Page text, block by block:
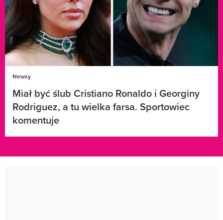
Newsy
Miał być ślub Cristiano Ronaldo i Georginy
Rodriguez, a tu wielka farsa. Sportowiec
komentuje